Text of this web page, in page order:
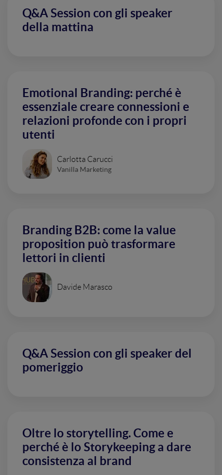
Q&A Session con gli speaker
della mattina
Emotional Branding: perché è
essenziale creare connessioni e
relazioni profonde con i propri
utenti
Carlotta Carucci
Vanilla Marketing
Branding B2B: come la value
proposition può trasformare
lettori in clienti
Davide Marasco
Q&A Session con gli speaker del
pomeriggio
Oltre lo storytelling. Come e
perché è lo Storykeeping a dare
consistenza al brand